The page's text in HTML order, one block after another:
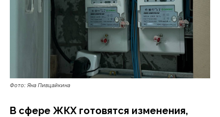
Фото: Яна Пивцайкина
В сфере ЖКХ готовятся изменения,